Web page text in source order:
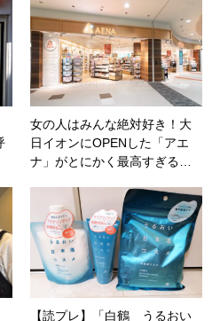
女の人はみんな絶対好き！大
日イオンにOPENした「アエ
ナ」がとにかく最高すぎる…
【読プレ】「白鶴 うるおい